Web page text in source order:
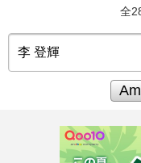
全